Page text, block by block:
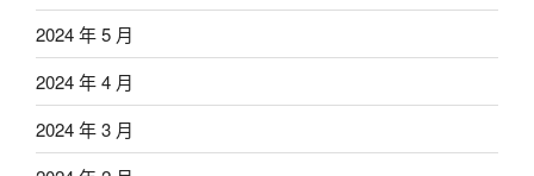
2024 年 5 月
2024 年 4 月
2024 年 3 月